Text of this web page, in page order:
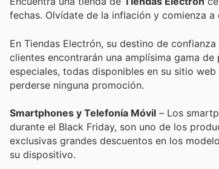
fechas. Olvídate de la inflación y comienza
En Tiendas Electrón, su destino de
clientes encontrarán una amplísima gama
especiales, todas disponibles en su sitio
perderse ninguna promoción.
Smartphones y Telefonía Móvil – Los
durante el Black Friday, son uno de los
exclusivas grandes descuentos en los
su dispositivo.